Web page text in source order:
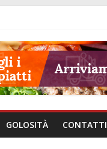
GOLOSITÀ CONTATTI